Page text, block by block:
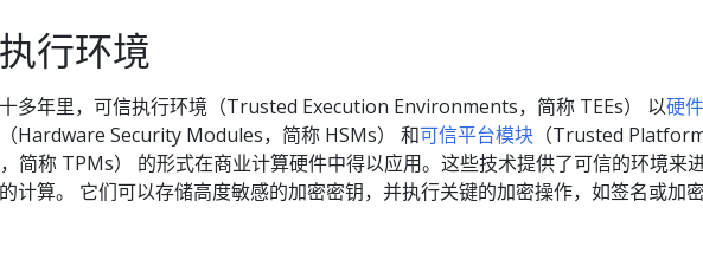
行环境
多年里，可信执行环境（Trusted Execution Environments，简称 TEEs） 以硬件
（Hardware Security Modules，简称 HSMs） 和可信平台模块 （Trusted
简称 TPMs） 的形式在商业计算硬件中得以应用。这些技术提供了可信的环境来
计算。 它们可以存储高度敏感的加密密钥，并执行关键的加密操作，如签名或加密